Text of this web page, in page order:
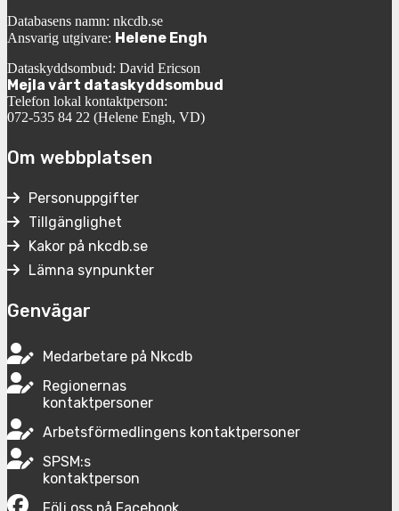
Databasens namn: nkcdb.se
Ansvarig utgivare: Helene Engh
Dataskyddsombud: David Ericson
Mejla vårt dataskyddsombud
Telefon lokal kontaktperson:
072-535 84 22 (Helene Engh, VD)
Om webbplatsen
Personuppgifter
Tillgänglighet
Kakor på nkcdb.se
Lämna synpunkter
Genvägar
Medarbetare på Nkcdb
Regionernas
kontaktpersoner
Arbetsförmedlingens kontaktpersoner
SPSM:s
kontaktperson